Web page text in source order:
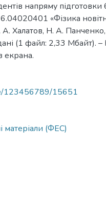
напряму
6.04020401 «Фізика
А. Халатов, Н. А.
(1 файл: 2,33 Мбайт).
екрана.
123456789/15651
матеріали (ФЕС)